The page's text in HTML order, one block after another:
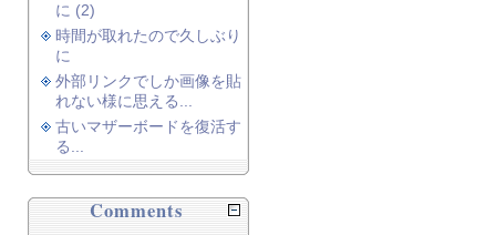
に (2)
時間が取れたので久しぶり
に
外部リンクでしか画像を貼
れない様に思える...
古いマザーボードを復活す
る...
Comments